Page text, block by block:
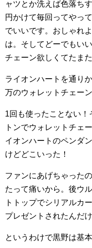
ャツとか洗えば色落ち
円かけて毎回ってやっ
でいいです。おしゃれ
は。そしてどーでもい
チェーン欲しくてたま
ライオンハートを通り
万のウォレットチェー
1回も使ったことない
トンでウォレットチェ
イオンハートのペンダ
けどどこいった！
ファンにあげちゃった
たって痛いから。後ウ
トトップでシリアルカ
プレゼントされたんだ
というわけで黒野は基